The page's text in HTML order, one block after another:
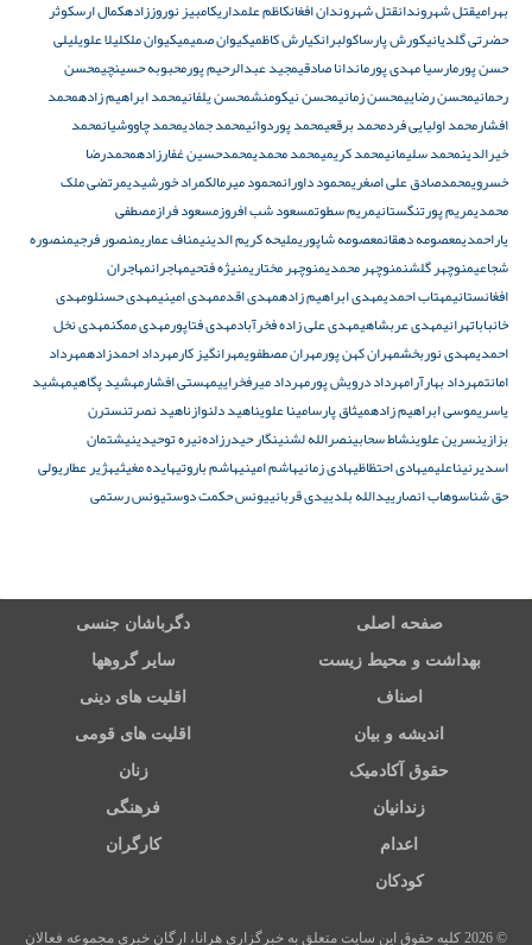
بهرامیقتل شهروندانقتل شهروندان افغانکاظم علمداریکامبیز نوروززادهکمال ارسکوثر
حضرتی گلدیانیکورش پارساکولبرانکیارش کاظمیکیوان صمیمیکیوان ملکلیلا علویلیلی
حسن پورمارسیا مهدی پورماندانا صادقیمجید عبدالرحیم پورمحبوبه حسینچیمحسن
رحمانیمحسن رضاییمحسن زمانیمحسن نیکومنشمحسن یلفانیمحمد ابراهیم زادهمحمد
افشارمحمد اولیایی فردمحمد برقعیمحمد پوردوائیمحمد جمادیمحمد چاووشیانمحمد
خیرالدینمحمد سلیمانیمحمد کریمیمحمد محمدیمحمدحسین غفارزادهمحمدرضا
خسرویمحمدصادق علی اصغریمحمود داورانمحمود میرمالکمراد خورشیدیمرتضی ملک
محمدیمریم پورتنگستانیمریم سطوتمسعود شب افروزمسعود فرازمصطفی
یاراحمدیمعصومه دهقانمعصومه شاپوریملیحه کریم الدینیمناف عماریمنصور فرجیمنصوره
شجاعیمنوچهر گلشنمنوچهر محمدیمنوچهر مختاریمنیژه فتحیمهاجرانمهاجران
افغانستانیمهتاب احمدیمهدی ابراهیم زادهمهدی اقدممهدی امینیمهدی حسنلومهدی
خانباباتهرانیمهدی عربشاهیمهدی علی زاده فخرآبادمهدی فتاپورمهدی ممکنمهدی نخل
احمدیمهدی نوربخشمهران کهن پورمهران مصطفویمهرانگیز کارمهرداد احمدزادهمهرداد
امانتمهرداد بهارآرامهرداد درویش پورمهرداد میرفخراییمهستی افشارمهشید پگاهیمهشید
یاسریموسی ابراهیم زادهمیثاق پارسامینا علویناهید دلنوازناهید نصرتنسترن
بزازینسرین علوینشاط سحابینصرالله لشنینگار حیدرزادەنیره توحیدینیشتمان
اسدیرنیناعلیمیهادی احتظاظیهادی زمانیهاشم امینیهاشم باروتیهایده مغیثیهژیر عطاریولی
حق شناسوهاب انصارییدالله بلدییدی قربانییونس حکمت دوستیونس رستمی
صفحه اصلی دگرباشان جنسی
بهداشت و محیط زیست سایر گروهها
اصناف اقلیت های دینی
اندیشه و بیان اقلیت های قومی
حقوق آکادمیک زنان
زندانیان فرهنگی
اعدام کارگران
کودکان
© 2026 کلیه حقوق این سایت متعلق به خبرگزاری هرانا، ارگان خبری مجموعه فعالان